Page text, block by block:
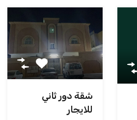
شقة دور ثاني
للايجار